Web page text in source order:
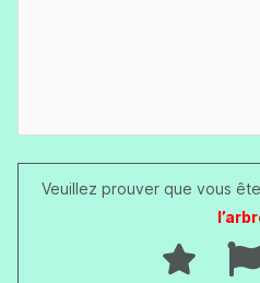
Veuillez prouver que vous